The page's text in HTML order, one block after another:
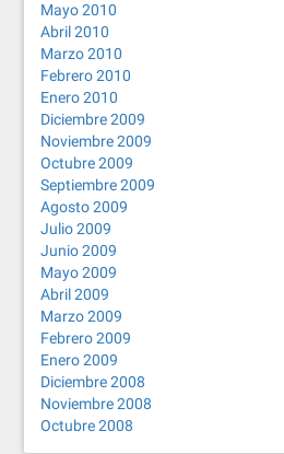
Mayo 2010
Abril 2010
Marzo 2010
Febrero 2010
Enero 2010
Diciembre 2009
Noviembre 2009
Octubre 2009
Septiembre 2009
Agosto 2009
Julio 2009
Junio 2009
Mayo 2009
Abril 2009
Marzo 2009
Febrero 2009
Enero 2009
Diciembre 2008
Noviembre 2008
Octubre 2008